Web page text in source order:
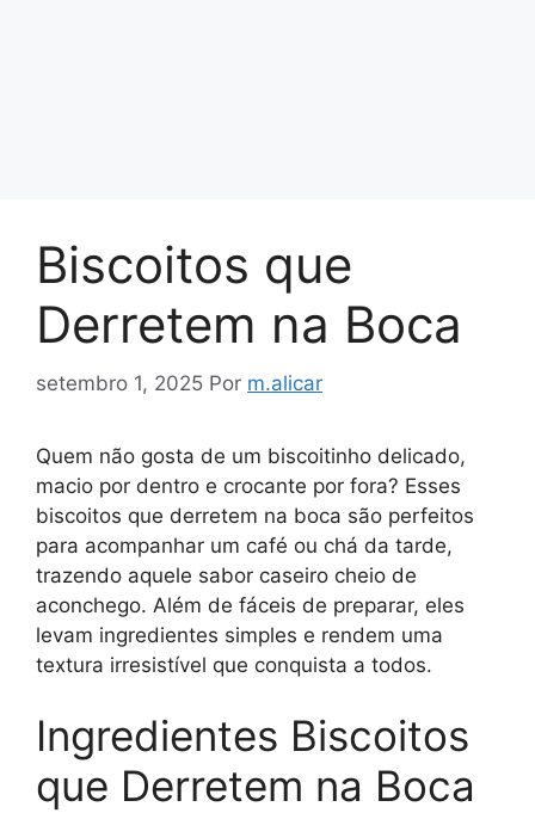
Biscoitos que
Derretem na Boca
setembro 1, 2025 Por m.alicar
Quem não gosta de um biscoitinho delicado,
macio por dentro e crocante por fora? Esses
biscoitos que derretem na boca são perfeitos
para acompanhar um café ou chá da tarde,
trazendo aquele sabor caseiro cheio de
aconchego. Além de fáceis de preparar, eles
levam ingredientes simples e rendem uma
textura irresistível que conquista a todos.
Ingredientes Biscoitos
que Derretem na Boca